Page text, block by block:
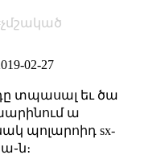
չմշակած
02-27
տպասալ եւ ծա
ա
պոլարոիդ sx-